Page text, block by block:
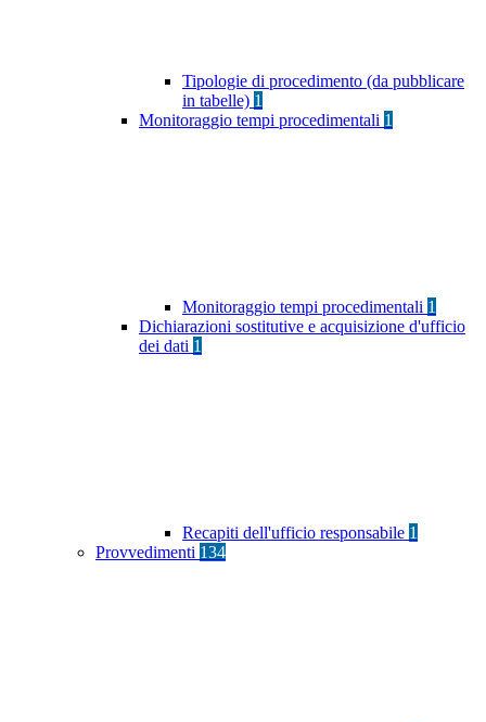
Tipologie di procedimento (da pubblicare
in tabelle) 1
Monitoraggio tempi procedimentali 1
Monitoraggio tempi procedimentali 1
Dichiarazioni sostitutive e acquisizione d'ufficio
dei dati 1
Recapiti dell'ufficio responsabile 1
Provvedimenti 134